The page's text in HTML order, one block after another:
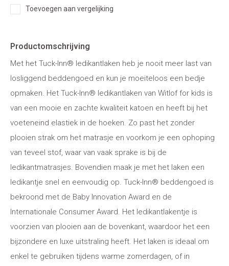
Toevoegen aan vergelijking
Productomschrijving
Met het Tuck-Inn® ledikantlaken heb je nooit meer last van
losliggend beddengoed en kun je moeiteloos een bedje
opmaken. Het Tuck-Inn® ledikantlaken van Witlof for kids is
van een mooie en zachte kwaliteit katoen en heeft bij het
voeteneind elastiek in de hoeken. Zo past het zonder
plooien strak om het matrasje en voorkom je een ophoping
van teveel stof, waar van vaak sprake is bij de
ledikantmatrasjes. Bovendien maak je met het laken een
ledikantje snel en eenvoudig op. Tuck-Inn® beddengoed is
bekroond met de Baby Innovation Award en de
Internationale Consumer Award. Het ledikantlakentje is
voorzien van plooien aan de bovenkant, waardoor het een
bijzondere en luxe uitstraling heeft. Het laken is ideaal om
enkel te gebruiken tijdens warme zomerdagen, of in